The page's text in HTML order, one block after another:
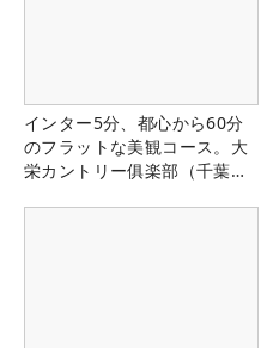
インター5分、都心から60分
のフラットな美観コース。大
栄カントリー俱楽部（千葉